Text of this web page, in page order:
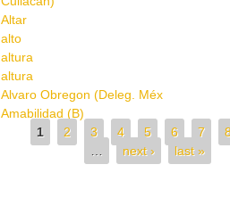
Altar
alto
altura
altura
Alvaro Obregon (Deleg. Méx
Amabilidad (B)
Pages
1 2 3 4 5 6 7
next › last »